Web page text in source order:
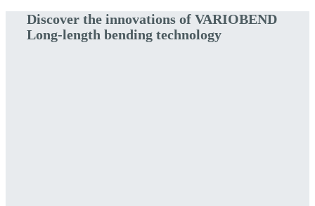
Discover the innovations of VARIOBEND
Long-length bending technology